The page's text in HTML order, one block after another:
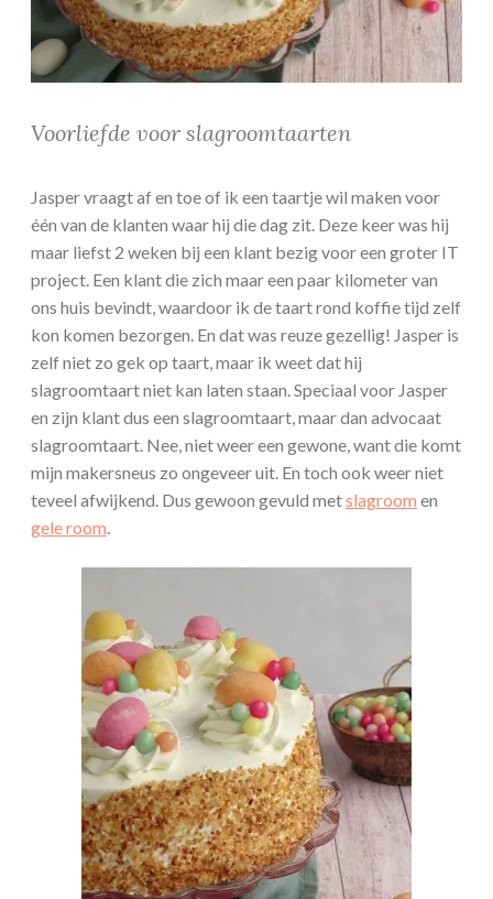
Voorliefde voor slagroomtaarten
Jasper vraagt af en toe of ik een taartje wil maken voor
één van de klanten waar hij die dag zit. Deze keer was hij
maar liefst 2 weken bij een klant bezig voor een groter IT
project. Een klant die zich maar een paar kilometer van
ons huis bevindt, waardoor ik de taart rond koffie tijd zelf
kon komen bezorgen. En dat was reuze gezellig! Jasper is
zelf niet zo gek op taart, maar ik weet dat hij
slagroomtaart niet kan laten staan. Speciaal voor Jasper
en zijn klant dus een slagroomtaart, maar dan advocaat
slagroomtaart. Nee, niet weer een gewone, want die komt
mijn makersneus zo ongeveer uit. En toch ook weer niet
teveel afwijkend. Dus gewoon gevuld metslagroom en
gele room.